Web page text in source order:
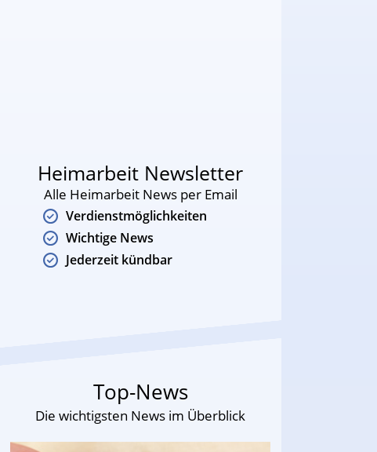
Heimarbeit Newsletter
Alle Heimarbeit News per Email
Verdienstmöglichkeiten
Wichtige News
Jederzeit kündbar
Top-News
Die wichtigsten News im Überblick